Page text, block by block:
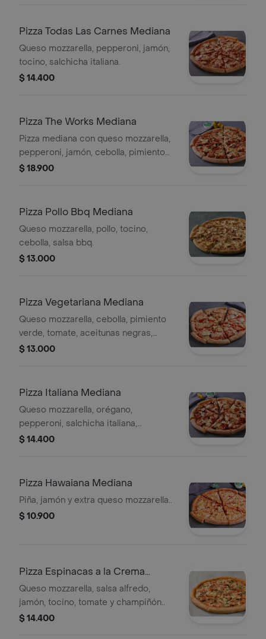
Pizza Todas Las Carnes Mediana
Queso mozzarella, pepperoni, jamón,
tocino, salchicha italiana.
$ 14.400
Pizza The Works Mediana
Pizza mediana con queso mozzarella,
pepperoni, jamón, cebolla, pimiento
verde, aceitunas negras, champiñón,
$ 18.900
Pizza Pollo Bbq Mediana
Queso mozzarella, pollo, tocino,
cebolla, salsa bbq.
$ 13.000
Pizza Vegetariana Mediana
Queso mozzarella, cebolla, pimiento
verde, tomate, aceitunas negras,
champiñon.
$ 13.000
Pizza Italiana Mediana
Queso mozzarella, orégano,
pepperoni, salchicha italiana,
aceitunas negras, champiñón.
$ 14.400
Pizza Hawaiana Mediana
Piña, jamón y extra queso mozzarella..
$ 10.900
Pizza Espinacas a la Crema
Mediana
Queso mozzarella, salsa alfredo,
jamón, tocino, tomate y champiñón..
$ 14.400